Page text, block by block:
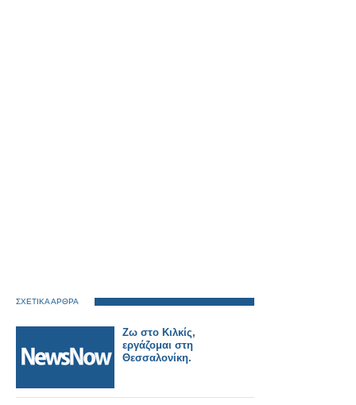
ΣΧΕΤΙΚΑ ΑΡΘΡΑ
Ζω στο Κιλκίς,
εργάζομαι στη
Θεσσαλονίκη.